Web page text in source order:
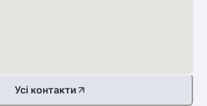
Усі контакти